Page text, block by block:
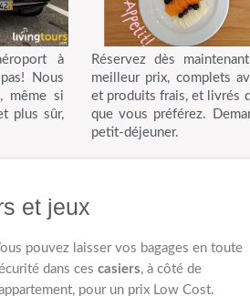
à
Nous
même si
plus sûr,
Réservez dès
meilleur prix, complets
et produits frais, et livrés
que vous préférez.
petit-déjeuner.
et jeux
pouvez laisser vos bagages en toute
dans ces casiers, à côté de
pour un prix Low Cost.